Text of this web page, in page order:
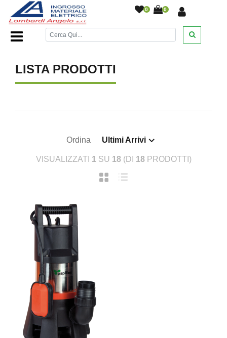
0 0
Home Page//
LISTA PRODOTTI
Ordina Ultimi Arrivi
VISUALIZZATI 1 SU 18(DI 18PRODOTTI)